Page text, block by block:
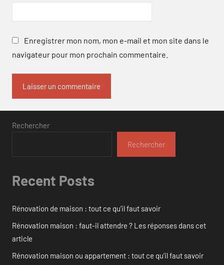
Enregistrer mon nom, mon e-mail et mon site dans le
navigateur pour mon prochain commentaire.
Rechercher
Rechercher
Recent Posts
Rénovation de maison : tout ce qu’il faut savoir
Rénovation maison : faut-il attendre ? Les réponses dans cet
article
Rénovation maison ou appartement : tout ce qu’il faut savoir